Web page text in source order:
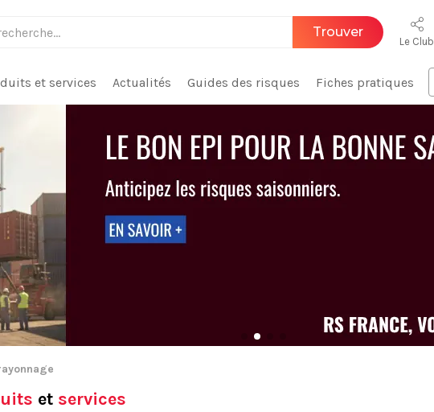
Trouver
Le Club
et services Actualités Guides des risques Fiches pratiques
et services